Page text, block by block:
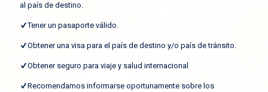
al país de destino.
Tener un pasaporte válido.
Obtener una visa para el país de destino y/o país de tránsito.
Obtener seguro para viaje y salud internacional
Recomendamos informarse oportunamente sobre los